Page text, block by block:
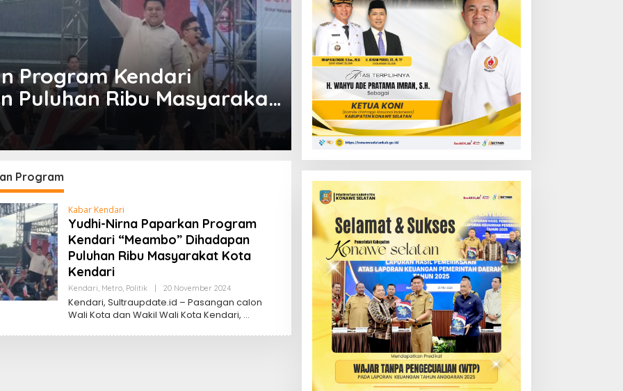
Program Kendari
Puluhan Ribu Masyarakat
Program
Kabar Kendari
Yudhi-Nirna Paparkan Program
Kendari “Meambo” Dihadapan
Puluhan Ribu Masyarakat Kota
Kendari
Kendari, Metro, Politik 20 November 2024Oleh
Update
Kendari, Sultraupdate.id – Pasangan calon
Wali Kota dan Wakil Wali Kota Kendari,